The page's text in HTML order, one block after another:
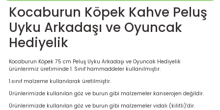
Kocaburun Köpek Kahve Peluş
Uyku Arkadaşı ve Oyuncak
Hediyelik
Kocaburun Köpek 75 cm Peluş Uyku Arkadaşı ve Oyuncak Hediyelik
ürünlerimiz üretiminde 1. Sınıf hammaddeler kullanılmıştır.
1.sınıf malzeme kullanılarak üretilmiştir.
Ürünlerimizde kullanılan göz ve burun gibi malzemeler kanserojen değildir.
Ürünlerimizde kullanılan göz ve burun gibi malzemeler vidalı (kilitli)’dir.